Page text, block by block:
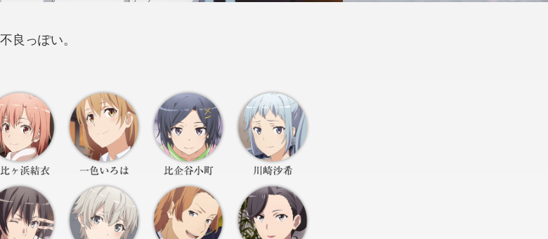
良っぽい。